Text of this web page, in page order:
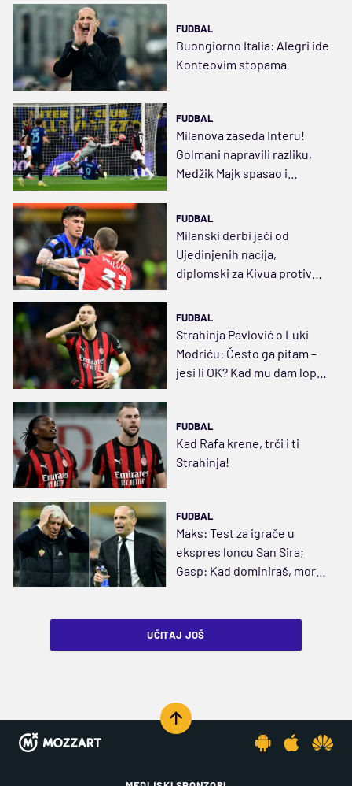
FUDBAL
Buongiorno Italia: Alegri ide
Konteovim stopama
FUDBAL
Milanova zaseda Interu!
Golmani napravili razliku,
Medžik Majk spasao i
FUDBAL
Milanski derbi jači od
Ujedinjenih nacija,
diplomski za Kivua protiv
FUDBAL
Strahinja Pavlović o Luki
Modriću: Često ga pitam –
jesi li OK? Kad mu dam loptu
FUDBAL
Kad Rafa krene, trči i ti
Strahinja!
FUDBAL
Maks: Test za igrače u
ekspres loncu San Sira;
Gasp: Kad dominiraš, moraš
UČITAJ JOŠ